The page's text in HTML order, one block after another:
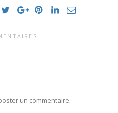
un commentaire.